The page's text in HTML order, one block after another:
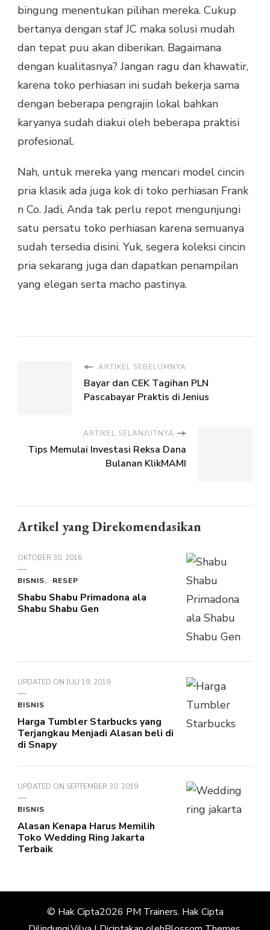
bingung menentukan pilihan mereka. Cukup
bertanya dengan staf JC maka solusi mudah
dan tepat puu akan diberikan. Bagaimana
dengan kualitasnya? Jangan ragu dan khawatir,
karena toko perhiasan ini sudah bekerja sama
dengan beberapa pengrajin lokal bahkan
karyanya sudah diakui oleh beberapa praktisi
profesional.
Nah, untuk mereka yang mencari model cincin
pria klasik ada juga kok di toko perhiasan Frank
n Co. Jadi, Anda tak perlu repot mengunjungi
satu persatu toko perhiasan karena semuanya
sudah tersedia disini. Yuk, segera koleksi cincin
pria sekarang juga dan dapatkan penampilan
yang elegan serta macho pastinya.
ARTIKEL SEBELUMNYA
Bayar dan CEK Tagihan PLN
Pascabayar Praktis di Jenius
ARTIKEL SELANJUTNYA
Tips Memulai Investasi Reksa Dana
Bulanan KlikMAMI
Artikel yang Direkomendasikan
OKTOBER 30, 2016
BISNIS RESEP
Shabu Shabu Primadona ala
Shabu Shabu Gen
UPDATED ON JULI 19, 2019
BISNIS
Harga Tumbler Starbucks yang
Terjangkau Menjadi Alasan beli di
di Snapy
UPDATED ON SEPTEMBER 30, 2019
BISNIS
Alasan Kenapa Harus Memilih
Toko Wedding Ring Jakarta
Terbaik
© Hak Cipta2026 PM Trainers. Hak Cipta